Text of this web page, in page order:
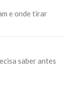
e onde tirar
saber antes